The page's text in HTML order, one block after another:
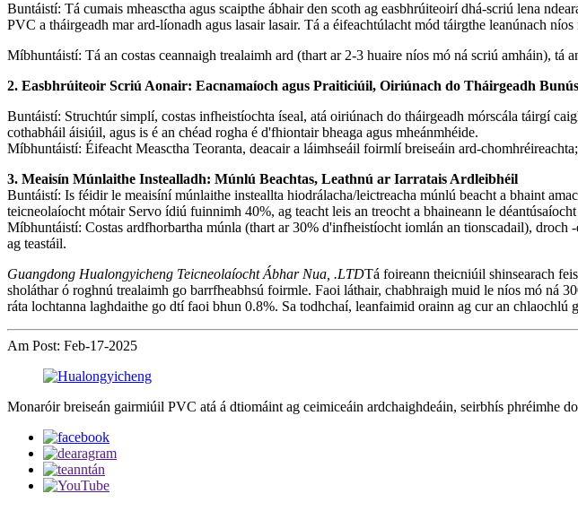
Buntáistí: Tá cumais mheasctha agus scaipthe ábhair den scoth ag easbhrúiteoirí dhá-scriú lena
PVC a tháirgeadh mar ard-líonadh agus lasair lasair. Tá a éifeachtúlacht mód táirgthe leanúnach
Míbhuntáistí: Tá an costas ceannaigh trealaimh ard (thart ar 2-3 huaire níos mó ná scriú amháin), tá
2. Easbhrúiteoir Scriú Aonair: Eacnamaíoch agus Praiticiúil, Oiriúnach do Tháirgeadh
Buntáistí: Struchtúr simplí, costas infheistíochta íseal, atá oiriúnach do tháirgeadh mórscála táirgí
cothabháil áisiúil, agus is é an chéad rogha é d'fhiontair bheaga agus mheánmhéide.
Míbhuntáistí: Éifeacht Measctha Teoranta, deacair a láimhseáil foirmlí breiseáin ard-
3. Meaisín Múnlaithe Instealladh: Múnlú Beachtas, Leathnú ar Iarratais Ardleibhéil
Buntáistí: Is féidir le meaisíní múnlaithe insteallta hiodrálacha/leictreacha múnlú beacht a bhaint
teicneolaíocht mótair Servo ídiú fuinnimh 40%, ag teacht leis an treocht a bhaineann le déantúsaíocht
Míbhuntáistí: Costas ardfhorbartha múnla (thart ar 30% d'infheistíocht iomlán an tionscadail), droch
ag teastáil.
Guangdong Hualongyicheng Teicneolaíocht Ábhar Nua, .LTDTá foireann theicniúil shinsearach
sholáthar ó roghnú trealaimh go barrfheabhsú foirmle. Faoi láthair, chabhraigh muid le níos mó ná
ráta lochtanna laghdaithe go dtí faoi bhun 0.8%. Sa todhchaí, leanfaimid orainn ag cur an chlaochlú
Am Post: Feb-17-2025
Monaróir breiseán gairmiúil PVC atá á dtiomáint ag ceimiceáin ardchaighdeáin, seirbhís phréimhe